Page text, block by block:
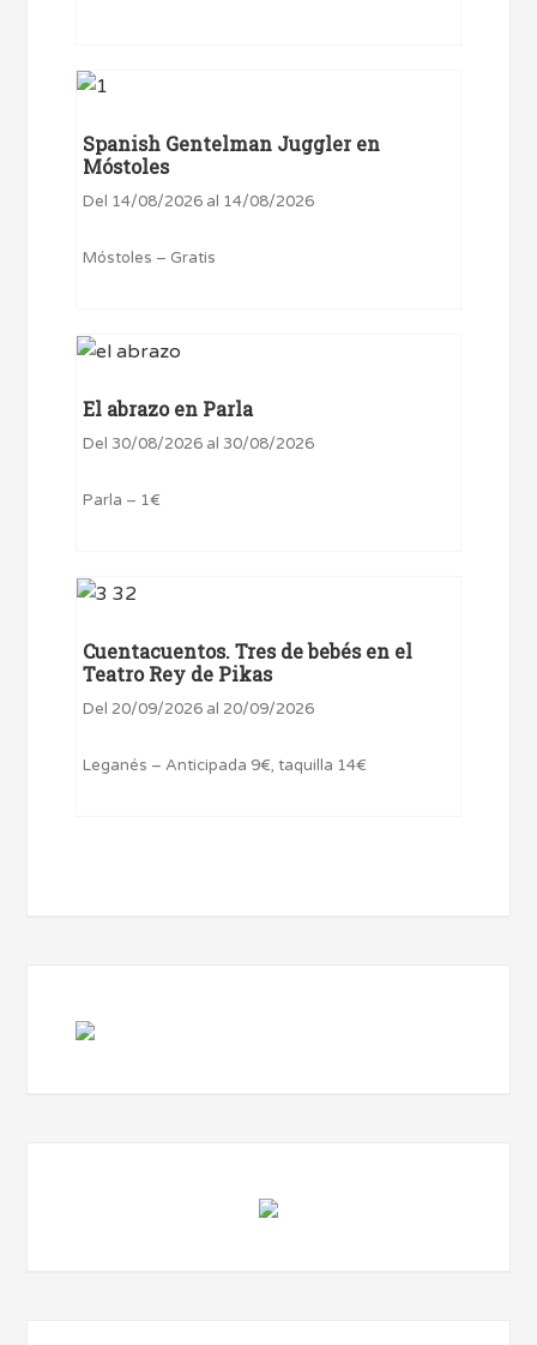
Spanish Gentelman Juggler en
Móstoles
Del 14/08/2026 al 14/08/2026
Móstoles – Gratis
El abrazo en Parla
Del 30/08/2026 al 30/08/2026
Parla – 1€
Cuentacuentos. Tres de bebés en el
Teatro Rey de Pikas
Del 20/09/2026 al 20/09/2026
Leganés – Anticipada 9€, taquilla 14€